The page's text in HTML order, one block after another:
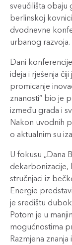
sveučilišta obaju
berlinskoj
dvodnevne
urbanog razvoja.
Dani
ideja i rješenja
promicanje
znanosti“ bio je
između grada i
Nakon uvodnih
o aktualnim su
U fokusu „Dana
dekarbonizacije,
stručnjaci iz
Energie
je središtu
Potom je u
mogućnostima
Razmjena